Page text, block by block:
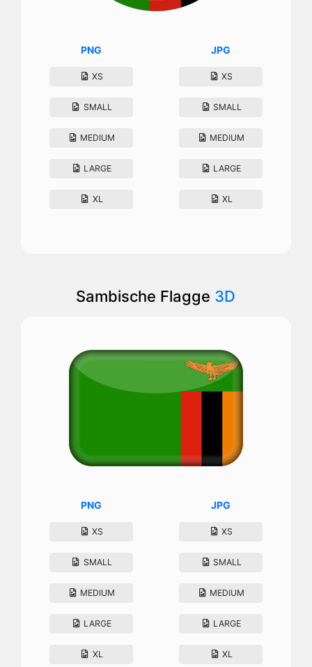
PNG
XS
SMALL
MEDIUM
LARGE
XL
JPG
XS
SMALL
MEDIUM
LARGE
XL
Sambische Flagge 3D
PNG
XS
SMALL
MEDIUM
LARGE
XL
JPG
XS
SMALL
MEDIUM
LARGE
XL